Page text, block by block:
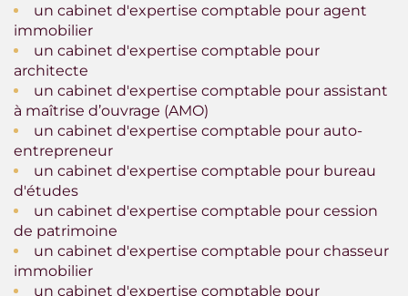
un cabinet d'expertise comptable pour agent
immobilier
un cabinet d'expertise comptable pour
architecte
un cabinet d'expertise comptable pour assistant
à maîtrise d’ouvrage (AMO)
un cabinet d'expertise comptable pour auto-
entrepreneur
un cabinet d'expertise comptable pour bureau
d'études
un cabinet d'expertise comptable pour cession
de patrimoine
un cabinet d'expertise comptable pour chasseur
immobilier
un cabinet d'expertise comptable pour